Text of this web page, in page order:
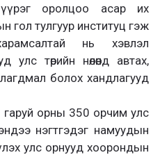
үүрэг оролцоо асар их
гол тулгуур институц гэж
нь хэвлэл
улс төрийн нөлөөнд автах,
болох хандлагууд
гаруй орны 350 орчим улс
нэгтгэдэг намуудын
улс орнууд хоорондын